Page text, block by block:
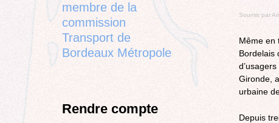
Soumis par
Même en
Bordelais
Gironde,
urbaine
Depuis
membre de la
commission
Transport de
Bordeaux Métropole
Rendre compte